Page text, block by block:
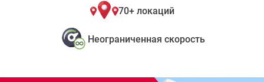
70+ локаций
Неограниченная скорость